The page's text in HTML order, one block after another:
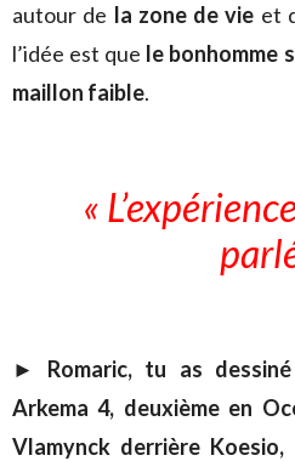
autour de la zone de vie et
l’idée est que le bonhomme
maillon faible.
«
► Romaric, tu as
Arkema 4, deuxième en
Vlamynck derrière